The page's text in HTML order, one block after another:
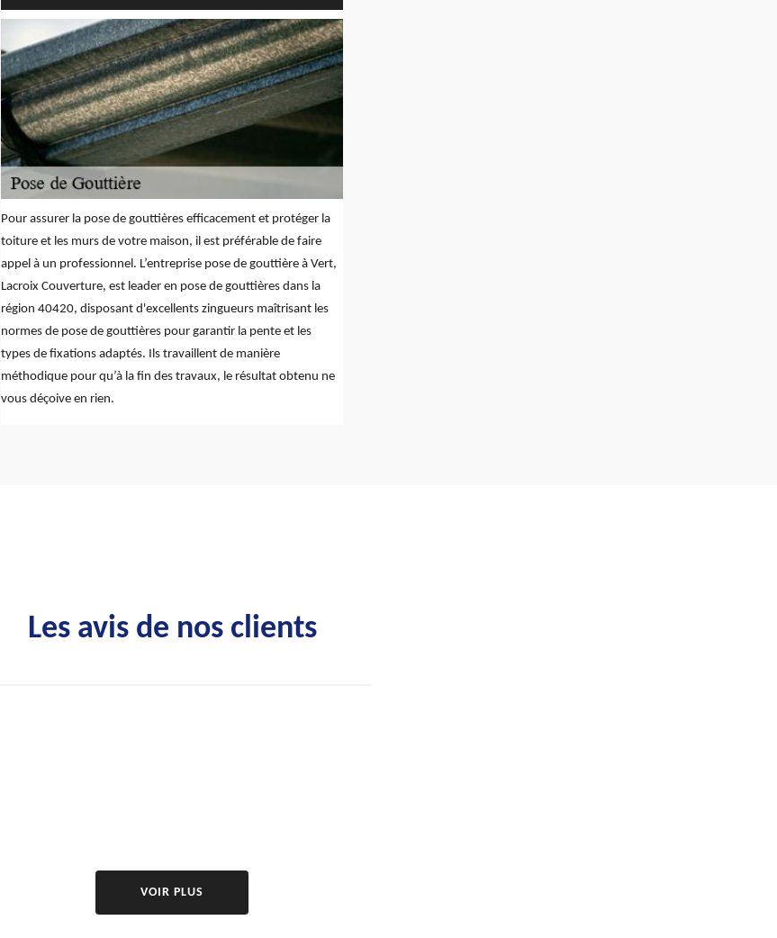
Pour assurer la pose de gouttières efficacement et protéger la
toiture et les murs de votre maison, il est préférable de faire
appel à un professionnel. L’entreprise pose de gouttière à Vert,
Lacroix Couverture, est leader en pose de gouttières dans la
région 40420, disposant d'excellents zingueurs maîtrisant les
normes de pose de gouttières pour garantir la pente et les
types de fixations adaptés. Ils travaillent de manière
méthodique pour qu’à la fin des travaux, le résultat obtenu ne
vous déçoive en rien.
Les avis de nos clients
VOIR PLUS